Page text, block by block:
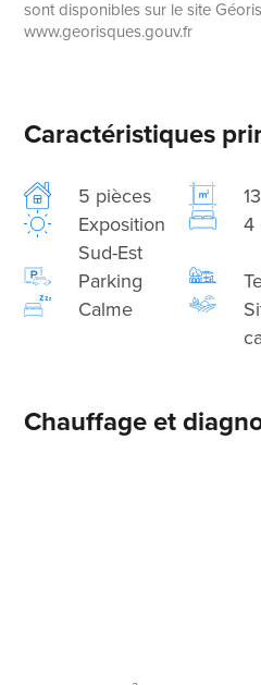
sont disponibles sur le site
www.georisques.gouv.fr
Caractéristiques
5 pièces
Exposition
Sud-Est
4
Parking
Calme
Chauffage et